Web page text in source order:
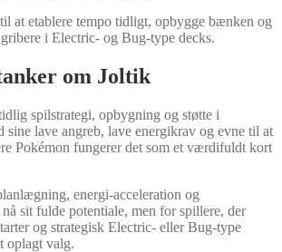
at etablere tempo tidligt, opbygge bænken og
i Electric- og Bug-type decks.
om Joltik
spilstrategi, opbygning og støtte i
lave angreb, lave energikrav og evne til at
Pokémon fungerer det som et værdifuldt kort
energi-acceleration og
sit fulde potentiale, men for spillere, der
og strategisk Electric- eller Bug-type
oplagt valg.